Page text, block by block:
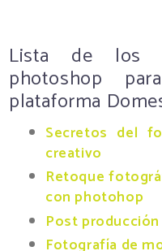
Lista de los
photoshop
plataforma
Secretos del
creativo
Retoque
con photohop
Post
Fotografía de